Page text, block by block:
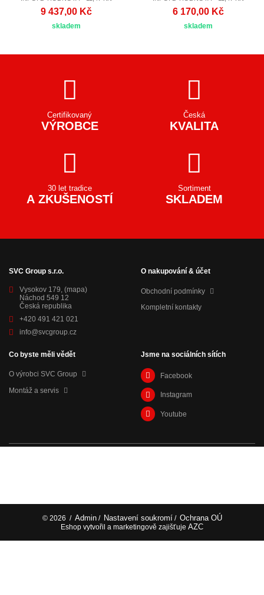
9 437,00 Kč
skladem
6 170,00 Kč
skladem
Certifikovaný
VÝROBCE
Česká
KVALITA
30 let tradice
A ZKUŠENOSTÍ
Sortiment
SKLADEM
SVC Group s.r.o.
Vysokov 179, (mapa)
Náchod 549 12
Česká republika
+420 491 421 021
info@svcgroup.cz
O nakupování & účet
Obchodní podmínky
Kompletní kontakty
Co byste měli vědět
O výrobci SVC Group
Montáž a servis
Jsme na sociálních sítích
Facebook
Instagram
Youtube
© 2026 / Admin/ Nastavení soukromí/ Ochrana OÚ
Eshop vytvořil a marketingově zajišťuje AZC